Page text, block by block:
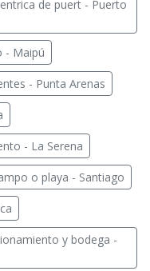
de puert - Puerto
- Maipú
- Punta Arenas
- La Serena
o playa - Santiago
y bodega -